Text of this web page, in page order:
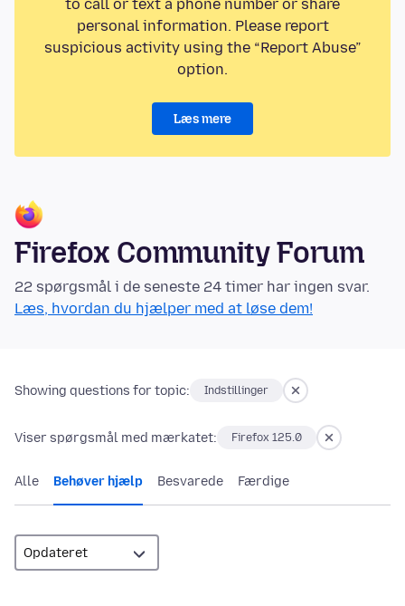
to call or text a phone number or share
personal information. Please report
suspicious activity using the “Report Abuse”
option.
Læs mere
Firefox Community Forum
22 spørgsmål i de seneste 24 timer har ingen svar.
Læs, hvordan du hjælper med at løse dem!
Showing questions for topic: Indstillinger
Viser spørgsmål med mærkatet: Firefox 125.0
Alle Behøver hjælp Besvarede Færdige